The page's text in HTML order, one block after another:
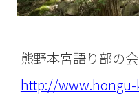
熊野本宮語り部の
http://